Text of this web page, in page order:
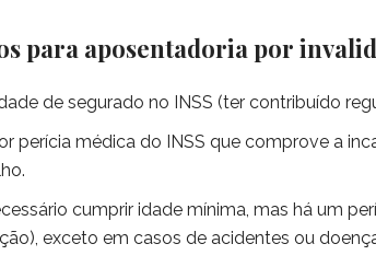
para aposentadoria por
de segurado no INSS (ter contribuído
perícia médica do INSS que comprove a
cumprir idade mínima, mas há um
exceto em casos de acidentes ou